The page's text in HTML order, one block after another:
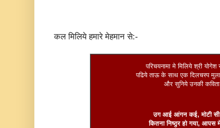
कल मिलिये हमारे मेहमान से:-
परिचयनामा मे मिलियेश्री योगेश
पढिये ताऊ के साथ एक दिलचस्प
और सुनिये उनकी
उग आई आंगन कई, मोटी सी
कितना निष्ठुर हो गया, आपस में